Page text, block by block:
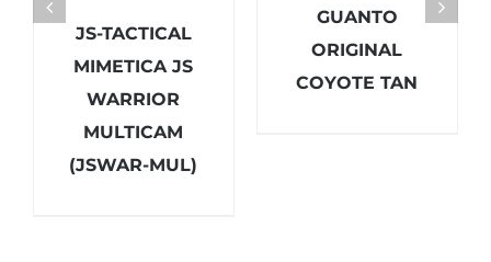
JS-TACTICAL
MIMETICA JS
WARRIOR
MULTICAM
(JSWAR-MUL)
GUANTO
ORIGINAL
COYOTE TAN